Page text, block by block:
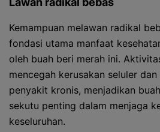
Kemampuan melawan radikal
fondasi utama manfaat
oleh buah beri merah ini.
mencegah kerusakan seluler
penyakit kronis, menjadikan
sekutu penting dalam menjaga
keseluruhan.